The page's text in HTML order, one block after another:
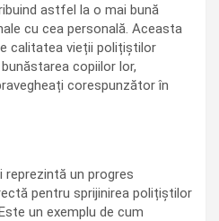
astfel la o mai bună
cu cea personală. Aceasta
calitatea vieții polițiștilor
copiilor lor,
corespunzător în
reprezintă un progres
pentru sprijinirea polițiștilor
un exemplu de cum